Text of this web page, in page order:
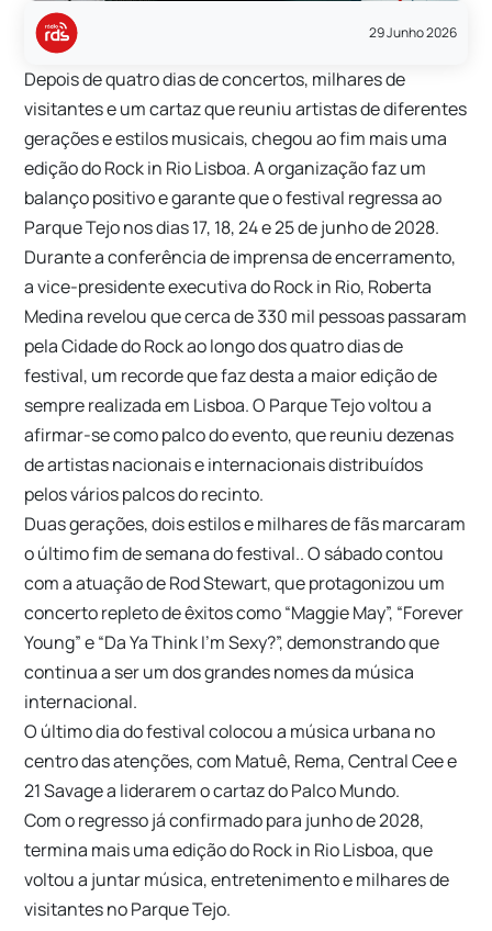
29 Junho 2026
Depois de quatro dias de concertos, milhares de
visitantes e um cartaz que reuniu artistas de diferentes
gerações e estilos musicais, chegou ao fim mais uma
edição do Rock in Rio Lisboa. A organização faz um
balanço positivo e garante que o festival regressa ao
Parque Tejo nos dias 17, 18, 24 e 25 de junho de 2028.
Durante a conferência de imprensa de encerramento,
a vice-presidente executiva do Rock in Rio, Roberta
Medina revelou que cerca de 330 mil pessoas passaram
pela Cidade do Rock ao longo dos quatro dias de
festival, um recorde que faz desta a maior edição de
sempre realizada em Lisboa. O Parque Tejo voltou a
afirmar-se como palco do evento, que reuniu dezenas
de artistas nacionais e internacionais distribuídos
pelos vários palcos do recinto.
Duas gerações, dois estilos e milhares de fãs marcaram
o último fim de semana do festival.. O sábado contou
com a atuação de Rod Stewart, que protagonizou um
concerto repleto de êxitos como “Maggie May”, “Forever
Young” e “Da Ya Think I’m Sexy?”, demonstrando que
continua a ser um dos grandes nomes da música
internacional.
O último dia do festival colocou a música urbana no
centro das atenções, com Matuê, Rema, Central Cee e
21 Savage a liderarem o cartaz do Palco Mundo.
Com o regresso já confirmado para junho de 2028,
termina mais uma edição do Rock in Rio Lisboa, que
voltou a juntar música, entretenimento e milhares de
visitantes no Parque Tejo.